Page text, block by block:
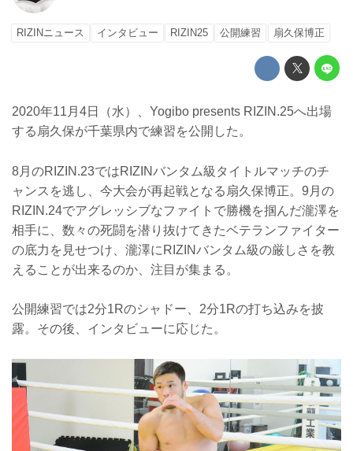
RIZINニュース インタビュー RIZIN25 公開練習 扇久保博正
2020年11月4日（水）、Yogibo presents RIZIN.25へ出場
する扇久保が千葉県内で練習を公開した。
8月のRIZIN.23ではRIZINバンタム級タイトルマッチのチ
ャンスを逃し、今大会が再起戦となる扇久保博正。9月の
RIZIN.24でアグレッシブなファイトで勝機を掴んだ瀧澤を
相手に、数々の死闘を潜り抜けてきたベテランファイター
の底力を見せつけ、瀧澤にRIZINバンタム級の厳しさを教
えることが出来るのか、注目が集まる。
公開練習では2分1Rのシャドー、2分1Rの打ち込みを披
露。その後、インタビューに応じた。